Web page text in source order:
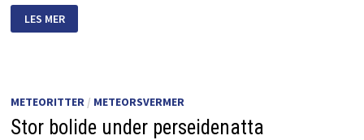
TAURIDENE
LES MER
METEORITTER/ METEORSVERMER
Stor bolide under perseidenatta